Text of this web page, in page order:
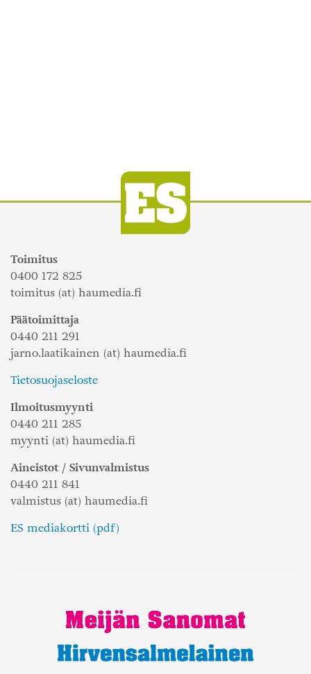
Toimitus
0400 172 825
toimitus (at) haumedia.fi
Päätoimittaja
0440 211 291
jarno.laatikainen (at) haumedia.fi
Tietosuojaseloste
Ilmoitusmyynti
0440 211 285
myynti (at) haumedia.fi
Aineistot / Sivunvalmistus
0440 211 841
valmistus (at) haumedia.fi
ES mediakortti (pdf)